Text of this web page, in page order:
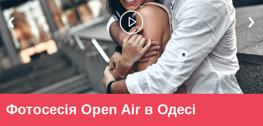
Фотосесія Open Air в Одесі